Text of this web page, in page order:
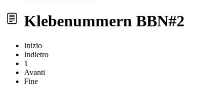
Klebenummern BBN#2
Inizio
Indietro
1
Avanti
Fine